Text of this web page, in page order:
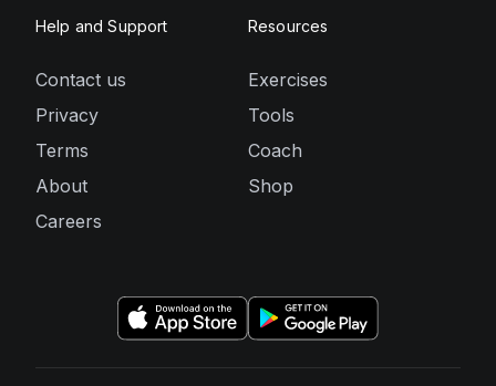
Help and Support
Contact us
Privacy
Terms
About
Careers
Resources
Exercises
Tools
Coach
Shop